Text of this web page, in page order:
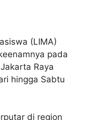
(LIMA)
pada
Raya
hingga Sabtu
di region